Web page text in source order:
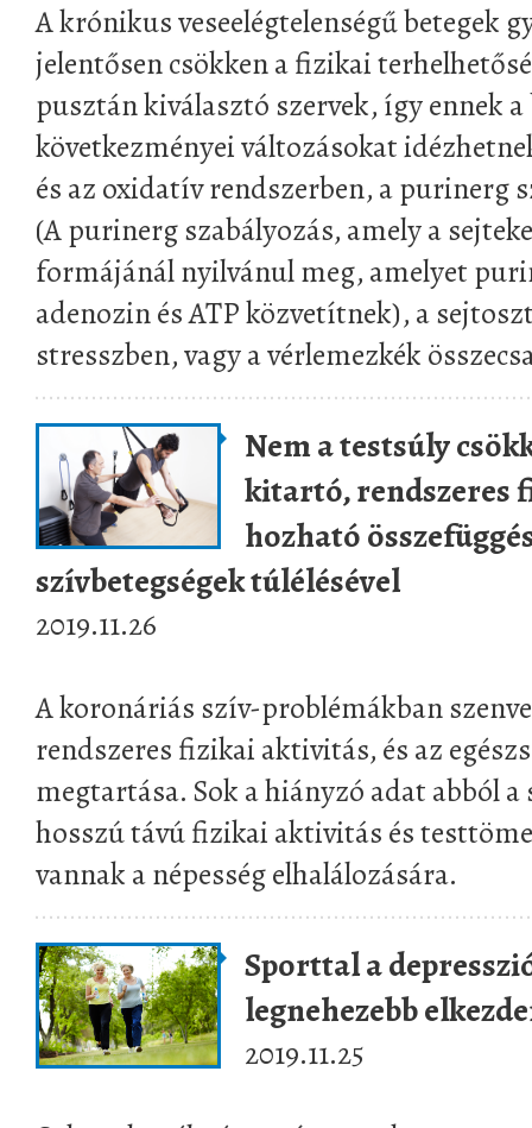
A krónikus veseelégtelenségű betegek
jelentősen csökken a fizikai
pusztán kiválasztó szervek, így ennek a
következményei változásokat
és az oxidatív rendszerben, a purinerg
(A purinerg szabályozás, amely a
formájánál nyilvánul meg, amelyet
adenozin és ATP közvetítnek), a
stresszben, vagy a vérlemezkék
Nem a testsúly
kitartó, rendszeres
hozható
szívbetegségek túlélésével
2019.11.26
A koronáriás szív-problémákban
rendszeres fizikai aktivitás, és az
megtartása. Sok a hiányzó adat abból
hosszú távú fizikai aktivitás és
vannak a népesség elhalálozására.
Sporttal a
legnehezebb
2019.11.25